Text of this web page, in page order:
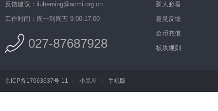
反馈建议：liuheming@acmi.org.cn
工作时间：周一到周五 9:00-17:00
027-87687928
新人必看
意见反馈
金币充值
板块规则
京ICP备17063637号-11 小黑屋 手机版